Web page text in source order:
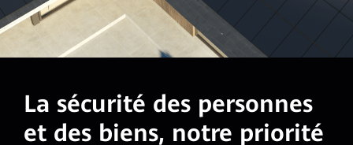
La sécurité des personnes
et des biens, notre priorité